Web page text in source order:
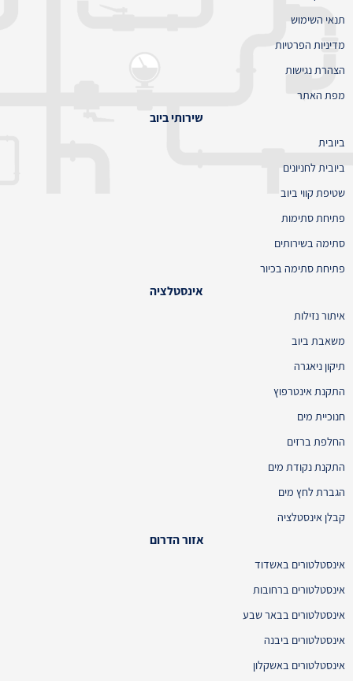
תנאי השימוש
מדיניות הפרטיות
הצהרת נגישות
מפת האתר
שירותי ביוב
ביובית
ביובית לחניונים
שטיפת קווי ביוב
פתיחת סתימות
סתימה בשירותים
פתיחת סתימה בכיור
אינסטלציה
איתור נזילות
משאבת ביוב
תיקון ניאגרה
התקנת אינטרפוץ
חנוכיית מים
החלפת ברזים
התקנת נקודת מים
הגברת לחץ מים
קבלן אינסטלציה
אזור הדרום
אינסטלטורים באשדוד
אינסטלטורים ברחובות
אינסטלטורים בבאר שבע
אינסטלטורים ביבנה
אינסטלטורים באשקלון